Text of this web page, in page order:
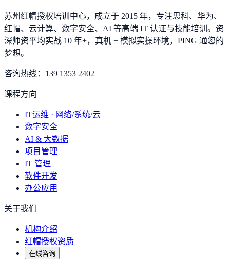
苏州红帽授权培训中心，成立于 2015 年，专注思科、华为、
红帽、云计算、数字安全、AI 等高端 IT 认证与技能培训。资
深师资平均实战 10 年+，真机 + 模拟实操环境， PING 通您的
梦想。
咨询热线： 139 1353 2402
课程方向
IT运维 · 网络/系统/云
数字安全
AI & 大数据
项目管理
IT 管理
软件开发
办公应用
关于我们
机构介绍
红帽授权资质
在线咨询